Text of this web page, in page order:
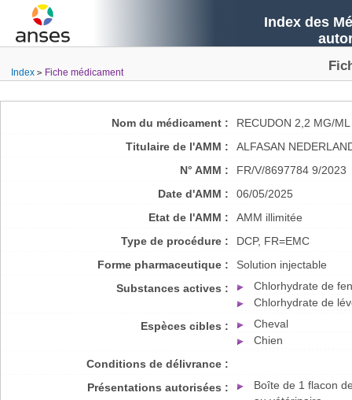
Index des
Index Fiche médicament
Nom du médicament :
RECUDON 2,2 MG/
Titulaire de l'AMM :
ALFASAN
N° AMM :
FR/V/8697784 9/2023
Date d'AMM :
06/05/2025
Etat de l'AMM :
AMM illimitée
Type de procédure :
DCP, FR=EMC
Forme pharmaceutique :
Solution injectable
Substances actives :
Chlorhydrate de
Chlorhydrate de
Espèces cibles :
Cheval
Chien
Conditions de délivrance :
Présentations autorisées :
Boîte de 1 flacon